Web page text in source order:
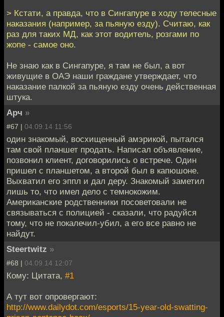
> Кстати, а правда, что в Сингапуре в ходу телесные
наказания (например, за пьяную езду). Считаю, как
раз для таких МД, как этот водитель, розгами по
жопе - самое оно.
Не знаю как в Сингапуре, я там не был, а вот
живущие в ОАЭ наши граждане утверждает, что
наказание палкой за пьяную езду очень действенная
штука.
Арч »
#67 | 04.09.14 11:56
один знакомый, восхищенный амэрикой, пытался
там свой планшет продать. Написал объявление,
позвонил клиент, договорились о встрече. Один
пришел с планшетом, а второй был в капюшоне.
Выхватил его эппл и дал деру. Знакомый заметил
лишь то, что имел дело с темнокожим.
Американские родственники посоветовали не
связываться с полицией - сказали, что радуйся
тому, что не покалечил-убил, а его все равно не
найдут.
Steertwitz »
#68 | 04.09.14 12:07
Кому: Цитата, #1
А тут вот опровергают:
http://www.dailydot.com/esports/15-year-old-swatting-